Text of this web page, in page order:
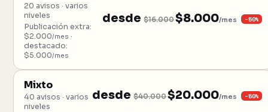
20 avisos · varios
niveles
Publicación extra:
$2.000/mes ·
destacado:
$5.000/mes
desde$16.000$8.000/mes −50%
Mixto
40 avisos · varios
niveles
desde$40.000$20.000/mes −50%